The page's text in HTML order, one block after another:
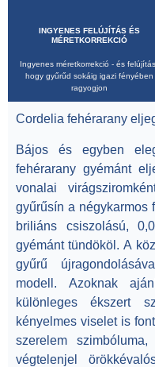
INGYENES FELÚJÍTÁS ÉS
MÉRETKORREKCIÓ
Ingyenes méretkorrekció - és
hogy gyűrűd sokáig igazi fényében
ragyogjon
Cordelia fehérarany
Bájos és egyben
fehérarany gyémánt
vonalai
gyűrűsín a négykarmos
briliáns csiszolású,
gyémánt tündököl.A
gyűrű
modell. Azoknak
különleges ékszert
kényelmes viselet is
szerelem
végtelenjel